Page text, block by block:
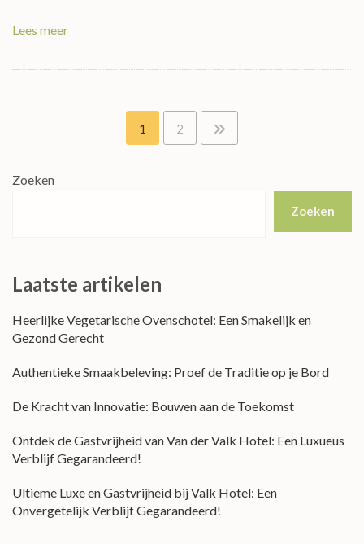
Lees meer
1 2
Zoeken
Zoeken
Laatste artikelen
Heerlijke Vegetarische Ovenschotel: Een Smakelijk en
Gezond Gerecht
Authentieke Smaakbeleving: Proef de Traditie op je Bord
De Kracht van Innovatie: Bouwen aan de Toekomst
Ontdek de Gastvrijheid van Van der Valk Hotel: Een Luxueus
Verblijf Gegarandeerd!
Ultieme Luxe en Gastvrijheid bij Valk Hotel: Een
Onvergetelijk Verblijf Gegarandeerd!